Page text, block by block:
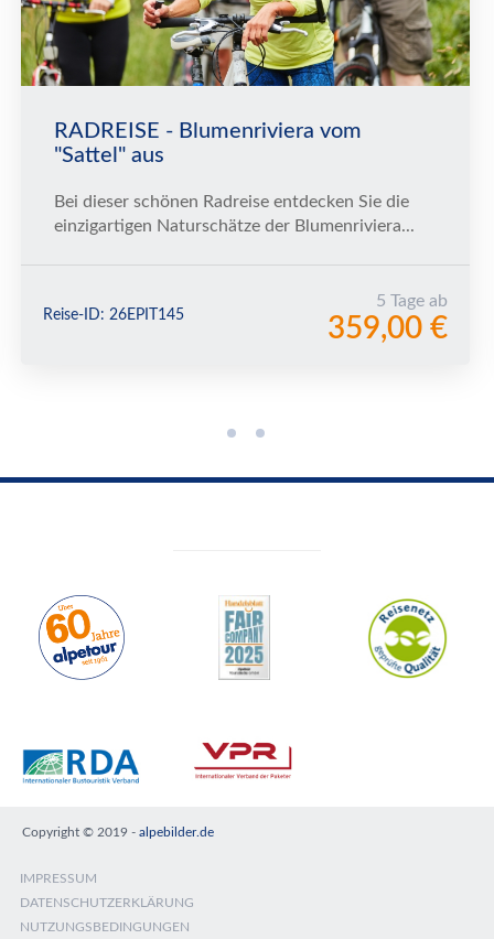
RADREISE - Blumenriviera vom
"Sattel" aus
Bei dieser schönen Radreise entdecken Sie die
einzigartigen Naturschätze der Blumenriviera...
Reise-ID: 26EPIT145
5 Tage ab
359,00 €
Copyright © 2019 - alpebilder.de
IMPRESSUM
DATENSCHUTZERKLÄRUNG
NUTZUNGSBEDINGUNGEN